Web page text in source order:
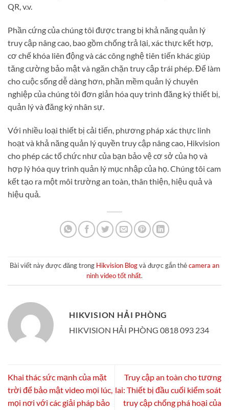
QR, v.v.
Phần cứng của chúng tôi được trang bị khả năng quản lý
truy cập nâng cao, bao gồm chống trả lại, xác thực kết hợp,
cơ chế khóa liên động và các công nghệ tiên tiến khác giúp
tăng cường bảo mật và ngăn chặn truy cập trái phép. Để làm
cho cuộc sống dễ dàng hơn, phần mềm quản lý chuyên
nghiệp của chúng tôi đơn giản hóa quy trình đăng ký thiết bị,
quản lý và đăng ký nhân sự.
Với nhiều loại thiết bị cải tiến, phương pháp xác thực linh
hoạt và khả năng quản lý quyền truy cập nâng cao, Hikvision
cho phép các tổ chức như của bạn bảo vệ cơ sở của họ và
hợp lý hóa quy trình quản lý mục nhập của họ. Chúng tôi cam
kết tạo ra một môi trường an toàn, thân thiện, hiệu quả và
hiệu quả.
Bài viết này được đăng trong Hikvision Blogvà được gắn thẻcamera an
ninh video tốt nhất.
HIKVISION HẢI PHÒNG
HIKVISION HẢI PHÒNG 0818 093 234
Khai thác sức mạnh của mặt
trời để bảo mật video mọi lúc,
mọi nơi với các giải pháp bảo
Truy cập an toàn cho tương
lai: Thiết bị đầu cuối kiểm soát
truy cập chống phá hoại của